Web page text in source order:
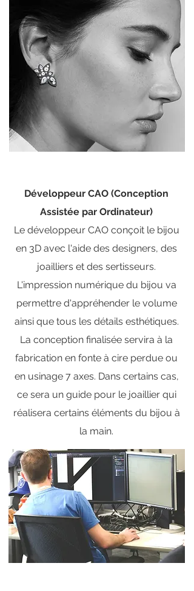
Développeur CAO (Conception
Assistée par Ordinateur)
Le développeur CAO conçoit le bijou
en 3D avec l'aide des designers, des
joailliers et des sertisseurs.
L'impression numérique du bijou va
permettre d'appréhender le volume
ainsi que tous les détails esthétiques.
La conception finalisée servira à la
fabrication en fonte à cire perdue ou
en usinage 7 axes. Dans certains cas,
ce sera un guide pour le joaillier qui
réalisera certains éléments du bijou à
la main.